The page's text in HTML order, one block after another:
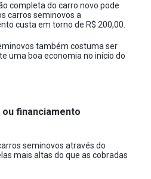
completa do carro novo pode
carros seminovos a
custa em torno de R$ 200,00.
também costuma ser
uma boa economia no início do
financiamento
seminovos através do
mais altas do que as cobradas